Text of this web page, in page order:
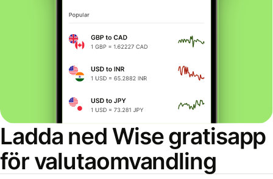
Ladda ned Wise gratisapp
för valutaomvandling